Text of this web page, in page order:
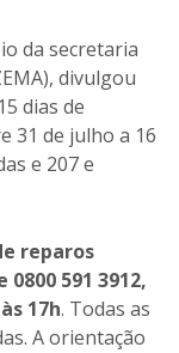
da secretaria
divulgou
dias de
31 de julho a 16
e 207 e
reparos
591 3912,
17h. Todas as
A orientação